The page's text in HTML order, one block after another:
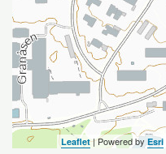
Leaflet| Powered by Esri